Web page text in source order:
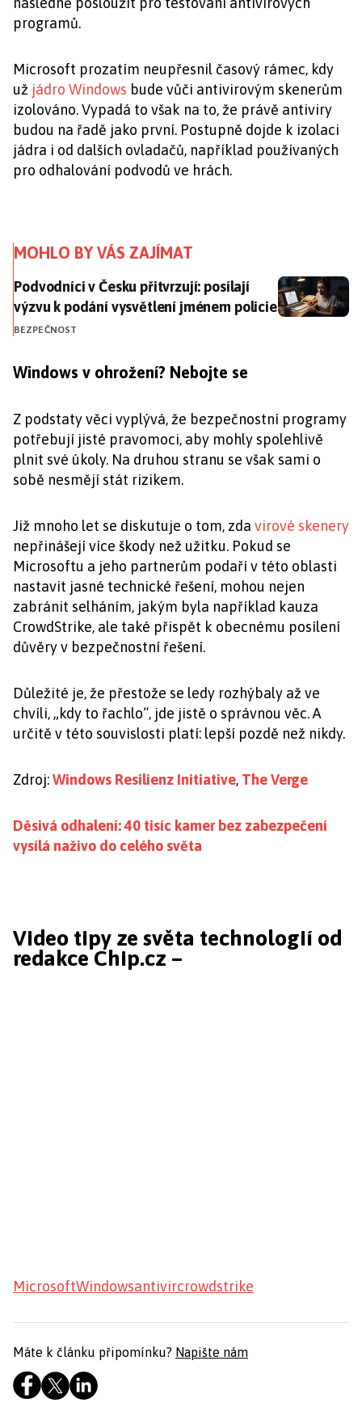
programů.
Microsoft prozatím neupřesnil časový rámec, kdy
už jádro Windows bude vůči antivirovým skenerům
izolováno. Vypadá to však na to, že právě antiviry
budou na řadě jako první. Postupně dojde k izolaci
jádra i od dalších ovladačů, například používaných
pro odhalování podvodů ve hrách.
MOHLO BY VÁS ZAJÍMAT
Podvodníci v Česku přitvrzují: posílají výzvu k
Podvodníci v Česku přitvrzují: posílají
výzvu k podání vysvětlení jménem policie
BEZPEČNOST
Windows v ohrožení? Nebojte se
Z podstaty věci vyplývá, že bezpečnostní programy
potřebují jisté pravomoci, aby mohly spolehlivě
plnit své úkoly. Na druhou stranu se však sami o
sobě nesmějí stát rizikem.
Již mnoho let se diskutuje o tom, zda virové skenery
nepřinášejí více škody než užitku. Pokud se
Microsoftu a jeho partnerům podaří v této oblasti
nastavit jasné technické řešení, mohou nejen
zabránit selháním, jakým byla například kauza
CrowdStrike, ale také přispět k obecnému posílení
důvěry v bezpečnostní řešení.
Důležité je, že přestože se ledy rozhýbaly až ve
chvíli, „kdy to řachlo“, jde jistě o správnou věc. A
určitě v této souvislosti platí: lepší pozdě než nikdy.
Zdroj:Windows Resilienz Initiative, The Verge
Děsivá odhalení: 40 tisíc kamer bez zabezpečení
vysílá naživo do celého světa
Video tipy ze světa technologií od
redakce Chip.cz –
MicrosoftWindowsantivircrowdstrike
Máte k článku připomínku? Napište nám